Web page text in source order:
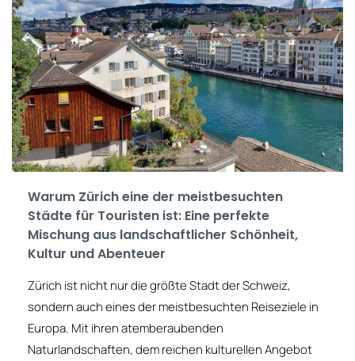
Warum Zürich eine der meistbesuchten
Städte für Touristen ist: Eine perfekte
Mischung aus landschaftlicher Schönheit,
Kultur und Abenteuer
Zürich ist nicht nur die größte Stadt der Schweiz,
sondern auch eines der meistbesuchten Reiseziele in
Europa. Mit ihren atemberaubenden
Naturlandschaften, dem reichen kulturellen Angebot